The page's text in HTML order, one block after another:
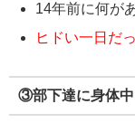
14年前に何が
ヒドい一日だ
③部下達に身体